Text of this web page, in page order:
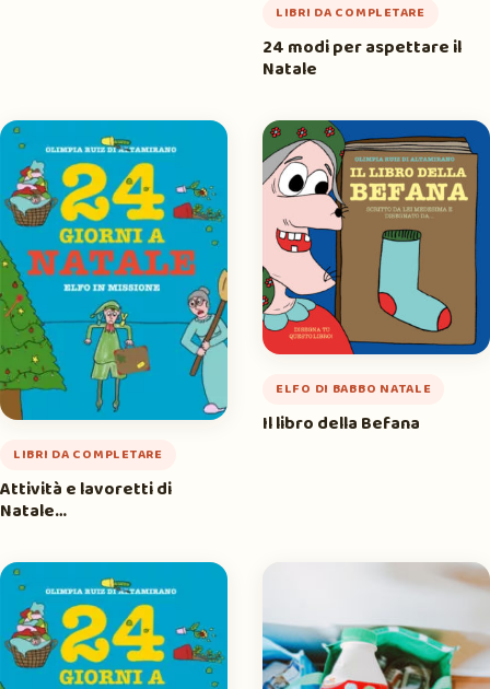
LIBRI DA COMPLETARE
24 modi per aspettare il
Natale
LIBRI DA COMPLETARE
Attività e lavoretti di
Natale…
ELFO DI BABBO NATALE
Il libro della Befana